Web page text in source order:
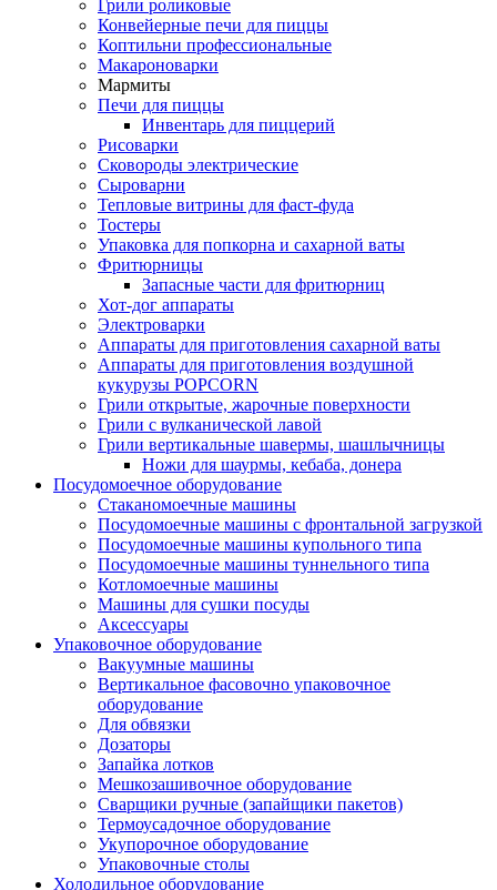
Грили роликовые
Конвейерные печи для пиццы
Коптильни профессиональные
Макароноварки
Мармиты
Печи для пиццы
Инвентарь для пиццерий
Рисоварки
Сковороды электрические
Сыроварни
Тепловые витрины для фаст-фуда
Тостеры
Упаковка для попкорна и сахарной ваты
Фритюрницы
Запасные части для фритюрниц
Хот-дог аппараты
Электроварки
Аппараты для приготовления сахарной ваты
Аппараты для приготовления воздушной
кукурузы POPCORN
Грили открытые, жарочные поверхности
Грили с вулканической лавой
Грили вертикальные шавермы, шашлычницы
Ножи для шаурмы, кебаба, донера
Посудомоечное оборудование
Стаканомоечные машины
Посудомоечные машины с фронтальной загрузкой
Посудомоечные машины купольного типа
Посудомоечные машины туннельного типа
Котломоечные машины
Машины для сушки посуды
Аксессуары
Упаковочное оборудование
Вакуумные машины
Вертикальное фасовочно упаковочное
оборудование
Для обвязки
Дозаторы
Запайка лотков
Мешкозашивочное оборудование
Сварщики ручные (запайщики пакетов)
Термоусадочное оборудование
Укупорочное оборудование
Упаковочные столы
Холодильное оборудование